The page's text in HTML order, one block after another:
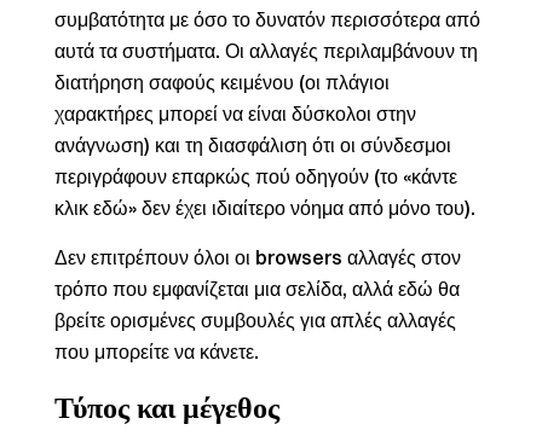
συμβατότητα με όσο το δυνατόν περισσότερα από
αυτά τα συστήματα. Οι αλλαγές περιλαμβάνουν τη
διατήρηση σαφούς κειμένου (οι πλάγιοι
χαρακτήρες μπορεί να είναι δύσκολοι στην
ανάγνωση) και τη διασφάλιση ότι οι σύνδεσμοι
περιγράφουν επαρκώς πού οδηγούν (το «κάντε
κλικ εδώ» δεν έχει ιδιαίτερο νόημα από μόνο του).
Δεν επιτρέπουν όλοι οι browsers αλλαγές στον
τρόπο που εμφανίζεται μια σελίδα, αλλά εδώ θα
βρείτε ορισμένες συμβουλές για απλές αλλαγές
που μπορείτε να κάνετε.
Τύπος και μέγεθος